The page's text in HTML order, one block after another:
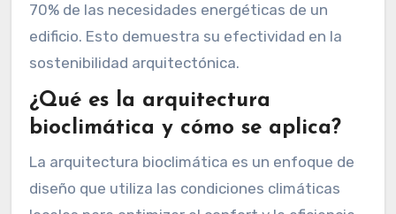
70% de las necesidades energéticas de un
edificio. Esto demuestra su efectividad en la
sostenibilidad arquitectónica.
¿Qué es la arquitectura
bioclimática y cómo se aplica?
La arquitectura bioclimática es un enfoque de
diseño que utiliza las condiciones climáticas